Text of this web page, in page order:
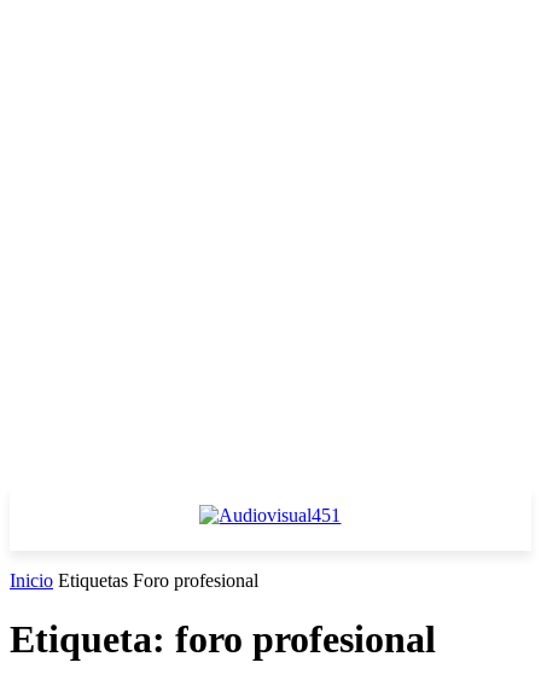
Inicio Etiquetas Foro profesional
Etiqueta: foro profesional